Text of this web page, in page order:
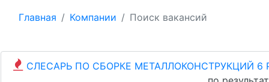
Главная Компании Поиск вакансий
СЛЕСАРЬ ПО СБОРКЕ МЕТАЛЛОКОНСТРУКЦИЙ 6